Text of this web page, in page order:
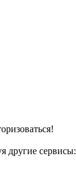
другие сервисы: